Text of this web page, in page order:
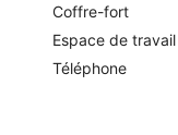
Coffre-fort
Espace de
Téléphone